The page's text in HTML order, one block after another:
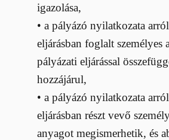
igazolása,
• a pályázó nyilatkozata
eljárásban foglalt személyes
pályázati eljárással
hozzájárul,
• a pályázó nyilatkozata
eljárásban részt vevő
anyagot megismerhetik, és